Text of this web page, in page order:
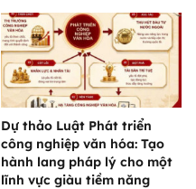
Dự thảo Luật Phát triển
công nghiệp văn hóa: Tạo
hành lang pháp lý cho một
lĩnh vực giàu tiềm năng